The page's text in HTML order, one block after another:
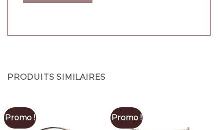
PRODUITS SIMILAIRES
Promo ! Promo !